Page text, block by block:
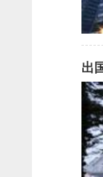
出